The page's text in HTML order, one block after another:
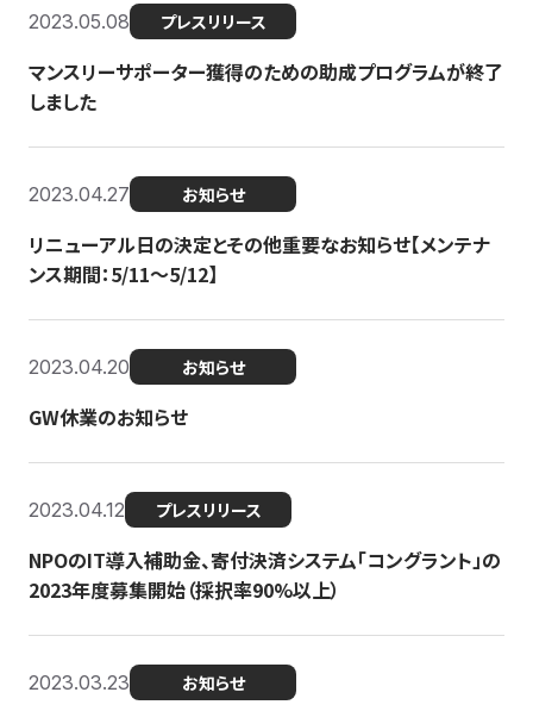
2023.05.08 プレスリリース
マンスリーサポーター獲得のための助成プログラムが終了
しました
2023.04.27 お知らせ
リニューアル日の決定とその他重要なお知らせ【メンテナ
ンス期間：5/11～5/12】
2023.04.20 お知らせ
GW休業のお知らせ
2023.04.12 プレスリリース
NPOのIT導入補助金、寄付決済システム「コングラント」の
2023年度募集開始（採択率90%以上）
2023.03.23 お知らせ